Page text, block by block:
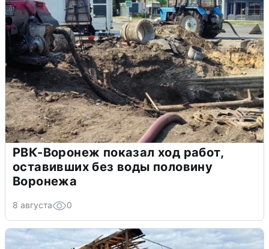
РВК-Воронеж показал ход работ,
оставивших без воды половину
Воронежа
8 августа 0